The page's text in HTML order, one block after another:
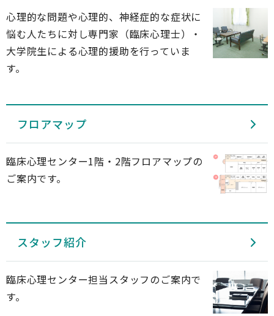
心理的な問題や心理的、神経症的な症状に
悩む人たちに対し専門家（臨床心理士）・
大学院生による心理的援助を行っていま
す。
フロアマップ
臨床心理センター1階・2階フロアマップの
ご案内です。
スタッフ紹介
臨床心理センター担当スタッフのご案内で
す。